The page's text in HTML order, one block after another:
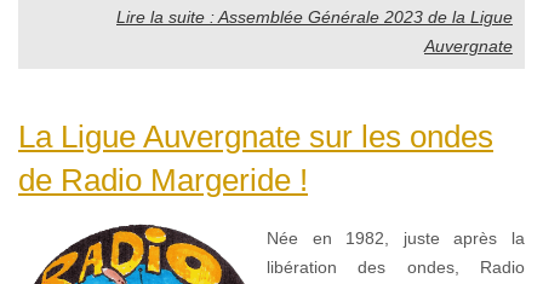
Lire la suite : Assemblée Générale 2023 de la Ligue
Auvergnate
La Ligue Auvergnate sur les ondes
de Radio Margeride !
Née en 1982, juste après la
libération des ondes, Radio